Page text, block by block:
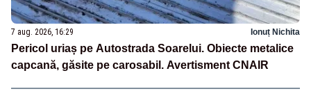
7 aug. 2026, 16:29 Ionuț Nichita
Pericol uriaș pe Autostrada Soarelui. Obiecte metalice
capcană, găsite pe carosabil. Avertisment CNAIR